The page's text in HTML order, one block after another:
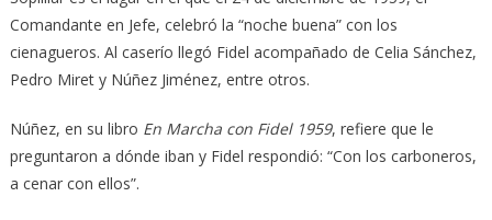
Comandante en Jefe, celebró la “noche buena” con los
cienagueros. Al caserío llegó Fidel acompañado de Celia Sánchez,
Pedro Miret y Núñez Jiménez, entre otros.
Núñez, en su libro En Marcha con Fidel 1959, refiere que le
preguntaron a dónde iban y Fidel respondió: “Con los carboneros,
a cenar con ellos”.